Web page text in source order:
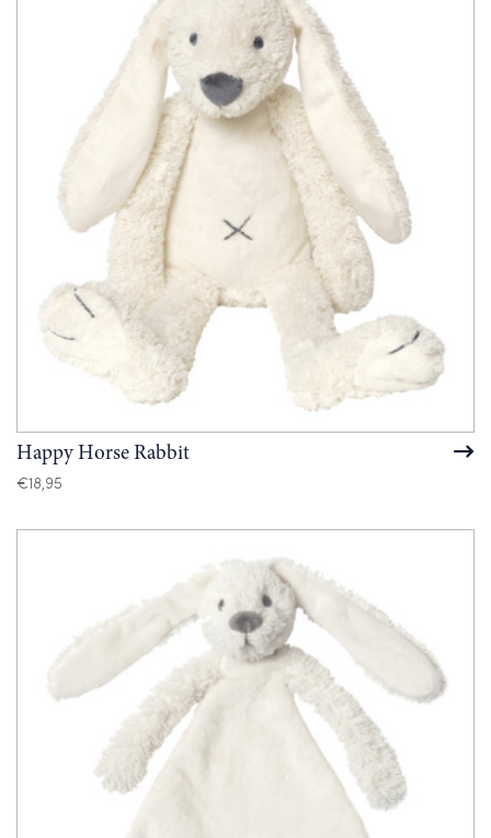
Happy Horse Rabbit
€18,95